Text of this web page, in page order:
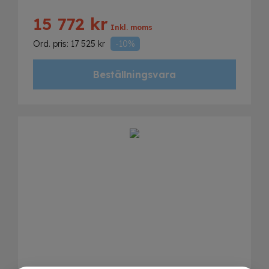
15 772 kr Inkl. moms
Ord. pris: 17 525 kr -10%
Beställningsvara